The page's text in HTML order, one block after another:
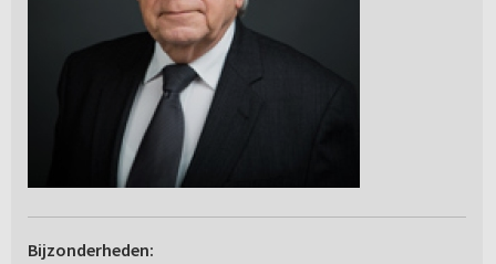
Bijzonderheden: